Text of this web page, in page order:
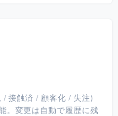
/ 接触済 / 顧客化 / 失注)
。変更は自動で履歴に残